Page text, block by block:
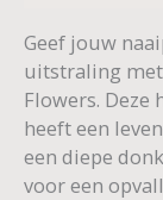
Geef jouw
uitstraling
Flowers.
heeft een
een diepe
voor een